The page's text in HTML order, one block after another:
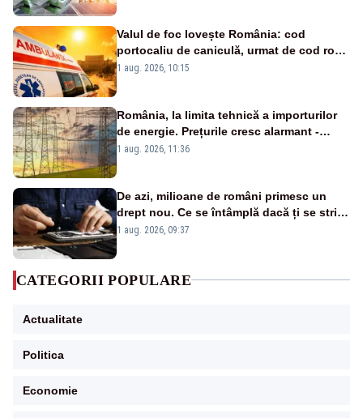
Valul de foc lovește România: cod
portocaliu de caniculă, urmat de cod roșu
duminică. Temperaturile urcă spre 40°C
1 aug. 2026, 10:15
România, la limita tehnică a importurilor
de energie. Prețurile cresc alarmant -
Analiză Realitatea Plus
1 aug. 2026, 11:36
De azi, milioane de români primesc un
drept nou. Ce se întâmplă dacă ți se strică
un produs
1 aug. 2026, 09:37
CATEGORII POPULARE
Actualitate
Politica
Economie